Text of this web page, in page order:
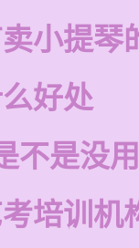
小提琴
好处
不是没用
培训机